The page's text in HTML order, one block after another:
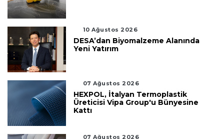
10 Ağustos 2026
DESA’dan Biyomalzeme Alanında
Yeni Yatırım
07 Ağustos 2026
HEXPOL, İtalyan Termoplastik
Üreticisi Vipa Group'u Bünyesine
Kattı
07 Ağustos 2026